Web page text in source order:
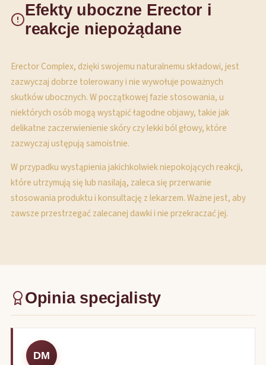
Efekty uboczne Erector i
reakcje niepożądane
Erector Complex, dzięki swojemu naturalnemu składowi, jest
zazwyczaj dobrze tolerowany i nie wywołuje poważnych
skutków ubocznych. W początkowej fazie stosowania, u
niektórych osób mogą wystąpić łagodne objawy, takie jak
delikatne zaczerwienienie skóry czy lekki ból głowy, które
zazwyczaj ustępują samoistnie.
W przypadku wystąpienia jakichkolwiek niepokojących reakcji,
które utrzymują się lub nasilają, zaleca się przerwanie
stosowania produktu i konsultację z lekarzem. Ważne jest, aby
zawsze przestrzegać zalecanej dawki i nie przekraczać jej.
Opinia specjalisty
DM